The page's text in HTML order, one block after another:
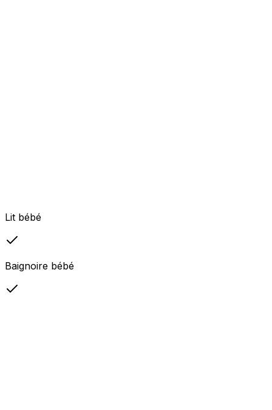
Lit bébé
Baignoire bébé